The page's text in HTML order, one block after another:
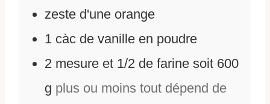
zeste d'une orange
1 càc de vanille en poudre
2 mesure et 1/2 de farine soit 600
g plus ou moins tout dépend de